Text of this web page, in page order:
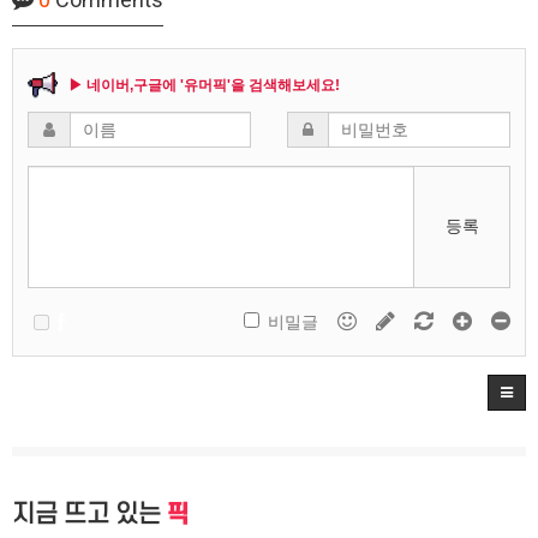
▶ 네이버,구글에 '유머픽'을 검색해보세요!
등록
비밀글
지금 뜨고 있는 픽